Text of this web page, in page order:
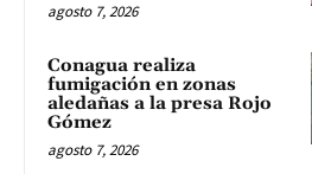
agosto 7, 2026
Conagua realiza
fumigación en zonas
aledañas a la presa Rojo
Gómez
agosto 7, 2026